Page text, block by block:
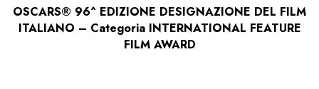
OSCARS® 96^ EDIZIONE DESIGNAZIONE DEL FILM
ITALIANO – Categoria INTERNATIONAL FEATURE
FILM AWARD